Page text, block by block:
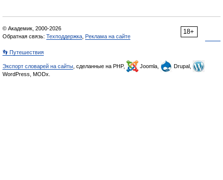
18+
© Академик, 2000-2026
Обратная связь: Техподдержка Реклама на сайте
👣 Путешествия
Экспорт словарей на сайты , сделанные на PHP, Joomla,
Drupal,
WordPress, MODx.